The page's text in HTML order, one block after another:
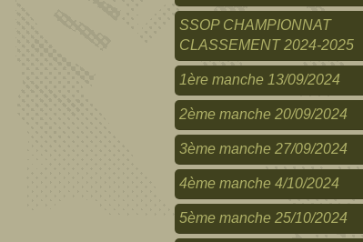
SSOP CHAMPIONNAT
CLASSEMENT 2024-2025
1ère manche 13/09/2024
2ème manche 20/09/2024
3ème manche 27/09/2024
4ème manche 4/10/2024
5ème manche 25/10/2024